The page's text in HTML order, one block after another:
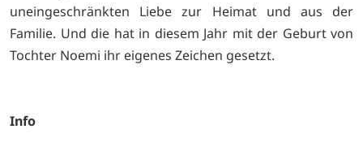
uneingeschränkten Liebe zur Heimat und aus der
Familie. Und die hat in diesem Jahr mit der Geburt von
Tochter Noemi ihr eigenes Zeichen gesetzt.
Info